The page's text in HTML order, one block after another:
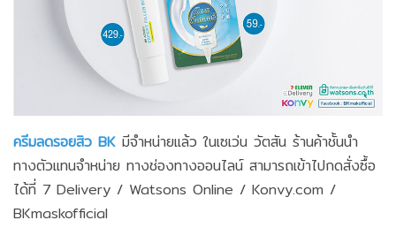
ครีมลดรอยสิว BK มีจำหน่ายแล้ว ในเซเว่น วัตสัน ร้านค้าชั้นนำ
ทางตัวแทนจำหน่าย ทางช่องทางออนไลน์ สามารถเข้าไปกดสั่งซื้อ
ได้ที่ 7 Delivery / Watsons Online / Konvy.com /
BKmaskofficial